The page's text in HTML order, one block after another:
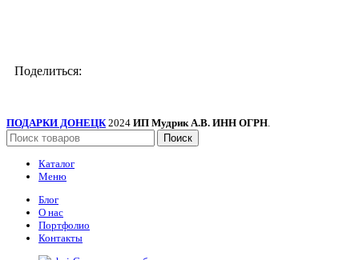
Поделиться:
ПОДАРКИ ДОНЕЦК 2024 ИП Мудрик А.В. ИНН ОГРН.
Поиск
Каталог
Меню
Блог
О нас
Портфолио
Контакты